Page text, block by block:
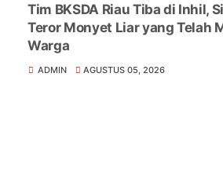
Tim BKSDA Riau Tiba di Inhil,
Teror Monyet Liar yang Telah
Warga
ADMIN AGUSTUS 05, 2026